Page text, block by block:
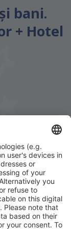
bani.
+ Hotel
ţi